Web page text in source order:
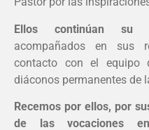
Ellos continúan su
acompañados en sus
contacto con el equipo
diáconos permanentes de
Recemos por ellos, por
de las vocaciones